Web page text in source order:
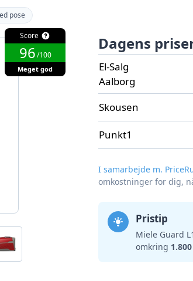
pose
Score
96/100
Meget god
Dagens
El-Salg
Aalborg
Skousen
Punkt1
I samarbejde m.
omkostninger for dig,
Pristip
Miele Guard
omkring